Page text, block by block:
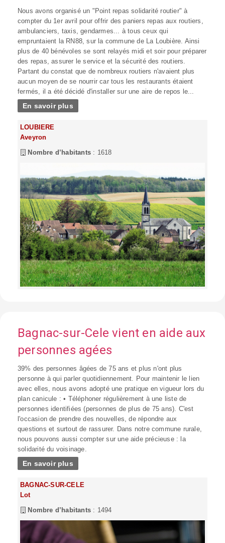
Nous avons organisé un "Point repas solidarité routier" à
compter du 1er avril pour offrir des paniers repas aux routiers,
ambulanciers, taxis, gendarmes... à tous ceux qui
empruntaient la RN88, sur la commune de La Loubière. Ainsi
plus de 40 bénévoles se sont relayés midi et soir pour préparer
des repas, assurer le service et la sécurité des routiers.
Partant du constat que de nombreux routiers n'avaient plus
aucun moyen de se nourrir car tous les restaurants étaient
fermés, il a été décidé d'installer sur une aire de repos le...
En savoir plus
LOUBIERE
Aveyron
Nombre d’habitants : 1618
Bagnac-sur-Cele vient en aide aux
personnes agées
39% des personnes âgées de 75 ans et plus n'ont plus
personne à qui parler quotidiennement. Pour maintenir le lien
avec elles, nous avons adopté une pratique en vigueur lors du
plan canicule : • Téléphoner régulièrement à une liste de
personnes identifiées (personnes de plus de 75 ans). C'est
l'occasion de prendre des nouvelles, de répondre aux
questions et surtout de rassurer. Dans notre commune rurale,
nous pouvons aussi compter sur une aide précieuse : la
solidarité du voisinage.
En savoir plus
BAGNAC-SUR-CELE
Lot
Nombre d’habitants : 1494